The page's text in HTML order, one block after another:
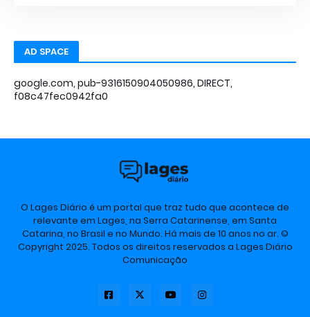
AD SPACE
google.com, pub-9316150904050986, DIRECT,
f08c47fec0942fa0
O Lages Diário é um portal que traz tudo que acontece de
relevante em Lages, na Serra Catarinense, em Santa
Catarina, no Brasil e no Mundo. Há mais de 10 anos no ar. ©
Copyright 2025. Todos os direitos reservados a Lages Diário
Comunicação